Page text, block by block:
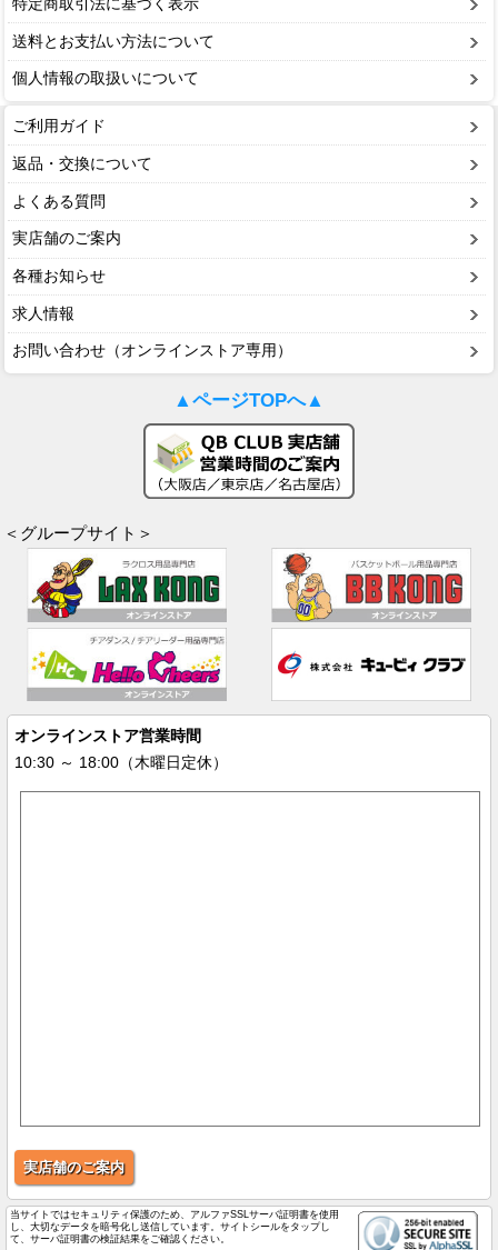
特定商取引法に基づく表示
送料とお支払い方法について
個人情報の取扱いについて
ご利用ガイド
返品・交換について
よくある質問
実店舗のご案内
各種お知らせ
求人情報
お問い合わせ（オンラインストア専用）
▲ページTOPへ▲
＜グループサイト＞
オンラインストア営業時間
10:30 ～ 18:00（木曜日定休）
実店舗のご案内
当サイトではセキュリティ保護のため、アルファSSLサーバ証明書を使用
し、大切なデータを暗号化し送信しています。サイトシールをタップし
て、サーバ証明書の検証結果をご確認ください。